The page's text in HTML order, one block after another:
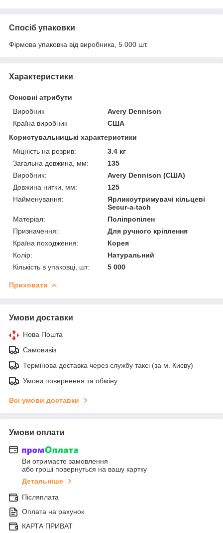
Спосіб упаковки
Фірмова упаковка від виробника, 5 000 шт.
Характеристики
Основні атрибути
Виробник
Avery Dennison
Країна виробник
США
Користувальницькі характеристики
Міцність на розрив:
3.4 кг
Загальна довжина, мм:
135
Виробник:
Avery Dennison (США)
Довжина нитки, мм:
125
Найменування:
Ярликоутримувачі кільцеві
Secur-a-tach
Матеріал:
Поліпропілен
Призначення:
Для ручного кріплення
Країна походження:
Корея
Колір:
Натуральний
Кількість в упаковці, шт:
5 000
Приховати
Умови доставки
Нова Пошта
Самовивіз
Термінова доставка через службу таксі (за м. Києву)
Умови повернення та обміну
Всі умови доставки
Умови оплати
Ви отримаєте замовлення
або гроші повернуться на вашу картку
Детальніше
Післяплата
Оплата на рахунок
КАРТА ПРИВАТ